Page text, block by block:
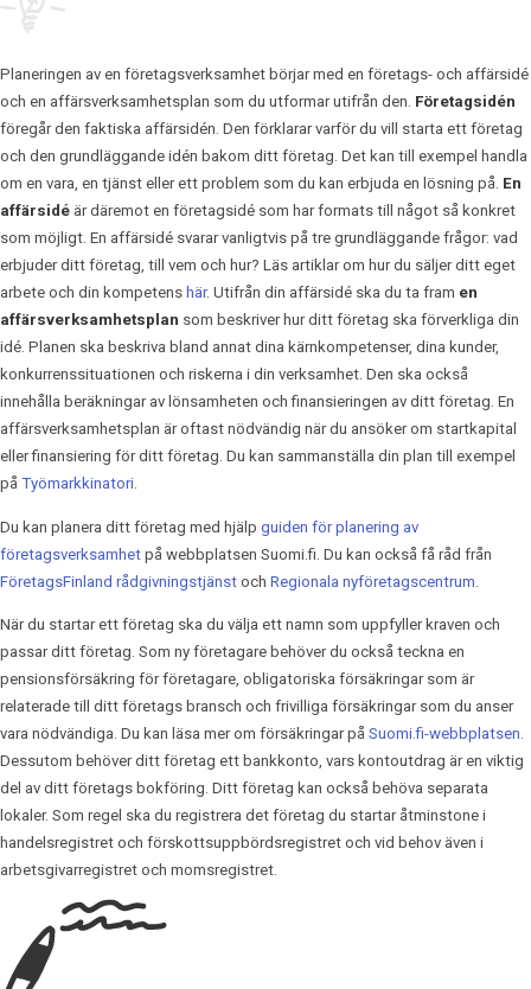
Planeringen av en företagsverksamhet börjar med en företags- och affärsidé
och en affärsverksamhetsplan som du utformar utifrån den. Företagsidén
föregår den faktiska affärsidén. Den förklarar varför du vill starta ett företag
och den grundläggande idén bakom ditt företag. Det kan till exempel handla
om en vara, en tjänst eller ett problem som du kan erbjuda en lösning på. En
affärsidé är däremot en företagsidé som har formats till något så konkret
som möjligt. En affärsidé svarar vanligtvis på tre grundläggande frågor: vad
erbjuder ditt företag, till vem och hur? Läs artiklar om hur du säljer ditt eget
arbete och din kompetens här. Utifrån din affärsidé ska du ta fram en
affärsverksamhetsplan som beskriver hur ditt företag ska förverkliga din
idé. Planen ska beskriva bland annat dina kärnkompetenser, dina kunder,
konkurrenssituationen och riskerna i din verksamhet. Den ska också
innehålla beräkningar av lönsamheten och finansieringen av ditt företag. En
affärsverksamhetsplan är oftast nödvändig när du ansöker om startkapital
eller finansiering för ditt företag. Du kan sammanställa din plan till exempel
på Työmarkkinatori.
Du kan planera ditt företag med hjälp guiden för planering av
företagsverksamhet på webbplatsen Suomi.fi. Du kan också få råd från
FöretagsFinland rådgivningstjänst och Regionala nyföretagscentrum
När du startar ett företag ska du välja ett namn som uppfyller kraven och
passar ditt företag. Som ny företagare behöver du också teckna en
pensionsförsäkring för företagare, obligatoriska försäkringar som är
relaterade till ditt företags bransch och frivilliga försäkringar som du anser
vara nödvändiga. Du kan läsa mer om försäkringar på Suomi.fi-webbplatsen
Dessutom behöver ditt företag ett bankkonto, vars kontoutdrag är en viktig
del av ditt företags bokföring. Ditt företag kan också behöva separata
lokaler. Som regel ska du registrera det företag du startar åtminstone i
handelsregistret och förskottsuppbördsregistret och vid behov även i
arbetsgivarregistret och momsregistret.